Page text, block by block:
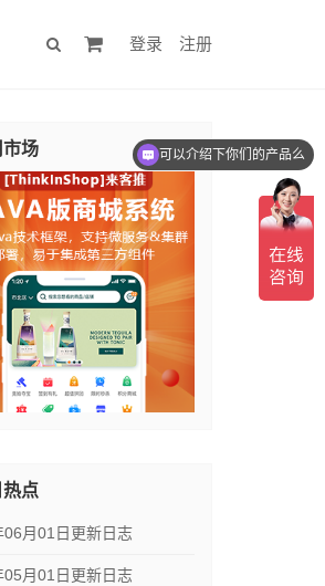
登录 注册
市场
点
06月01日更新日志
05月01日更新日志
可以介绍下你们的产品么